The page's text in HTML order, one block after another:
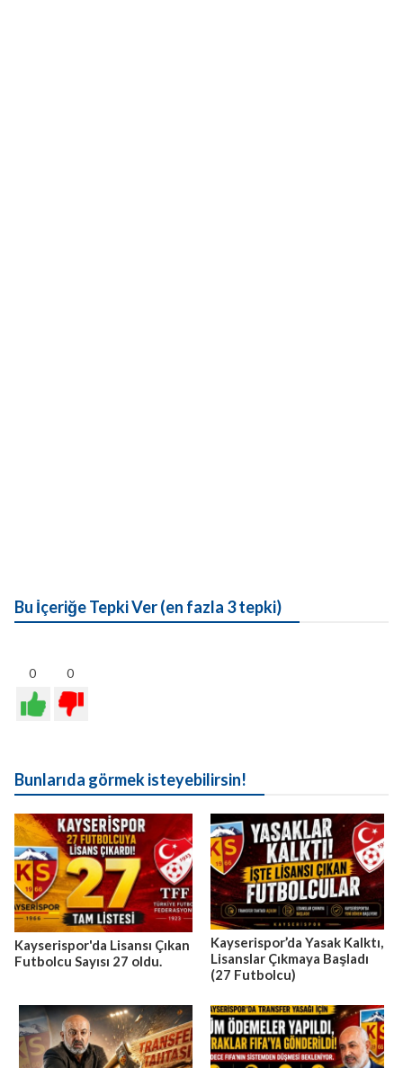
Bu İçeriğe Tepki Ver (en fazla 3 tepki)
0 0
Bunlarıda görmek isteyebilirsin!
Kayserispor'da Lisansı Çıkan
Futbolcu Sayısı 27 oldu.
Kayserispor’da Yasak Kalktı,
Lisanslar Çıkmaya Başladı
(27 Futbolcu)